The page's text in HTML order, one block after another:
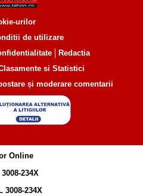
urilor
de utilizare
Redactia
și moderare comentarii
Online
3008-234X
3008-234X